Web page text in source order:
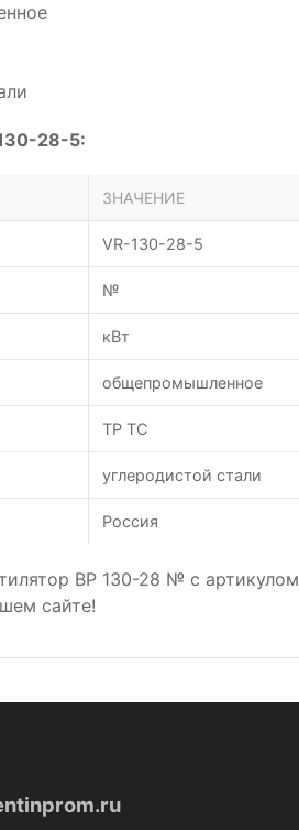
28-5:
ЗНАЧЕНИЕ
VR-130-28-5
№
кВт
общепромышленное
ТР ТС
углеродистой стали
Россия
ВР 130-28 № с артикулом
сайте!